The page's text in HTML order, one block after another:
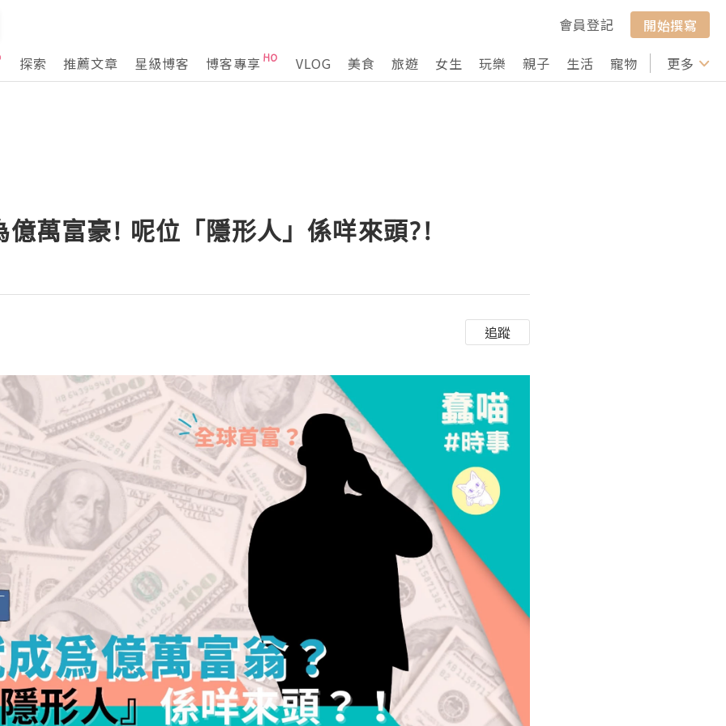
會員登記
開始撰寫
探索
推薦文章 星級博客 博客專享 VLOG 美食 旅遊 女生 玩樂 親子 生活 寵物 行山 打卡
更多
億萬富豪! 呢位「隱形人」係咩來頭?!
追蹤